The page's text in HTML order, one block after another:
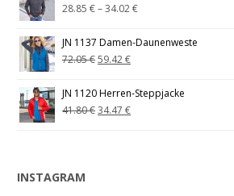
28.85€–34.02€
JN 1137 Damen-Daunenweste
72.05€59.42€
JN 1120 Herren-Steppjacke
41.80€34.47€
INSTAGRAM